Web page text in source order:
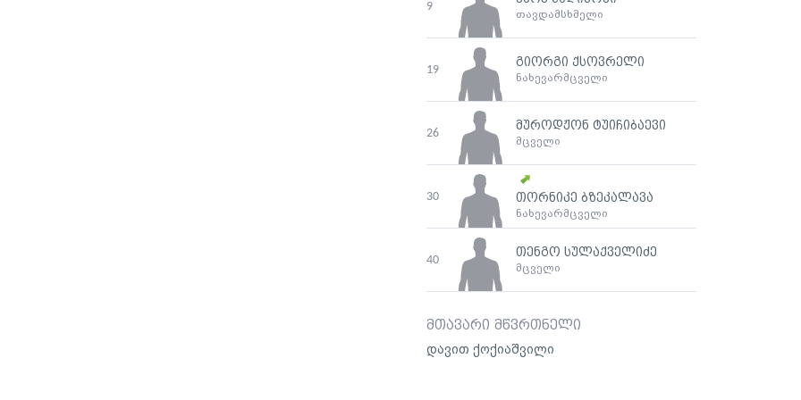
9
თავდამსხმელი
19
გიორგი ქსოვრელი
ნახევარმცველი
26
მუროდჟონ ტუიჩიბაევი
მცველი
30 თორნიკე ბზეკალავა
ნახევარმცველი
40
თენგო სულაქველიძე
მცველი
მთავარი მწვრთნელი
დავით ქოქიაშვილი